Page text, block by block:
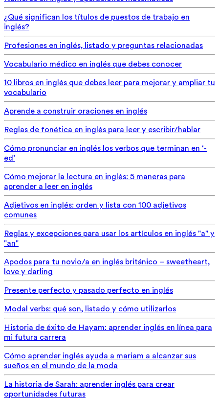
¿Qué significan los títulos de puestos de trabajo en
inglés?
Profesiones en inglés, listado y preguntas relacionadas
Vocabulario médico en inglés que debes conocer
10 libros en inglés que debes leer para mejorar y ampliar tu
vocabulario
Aprende a construir oraciones en inglés
Reglas de fonética en inglés para leer y escribir/hablar
Cómo pronunciar en inglés los verbos que terminan en ‘-
ed’
Cómo mejorar la lectura en inglés: 5 maneras para
aprender a leer en inglés
Adjetivos en inglés: orden y lista con 100 adjetivos
comunes
Reglas y excepciones para usar los artículos en inglés "a" y
"an"
Apodos para tu novio/a en inglés británico – sweetheart,
love y darling
Presente perfecto y pasado perfecto en inglés
Modal verbs: qué son, listado y cómo utilizarlos
Historia de éxito de Hayam: aprender inglés en línea para
mi futura carrera
Cómo aprender inglés ayuda a mariam a alcanzar sus
sueños en el mundo de la moda
La historia de Sarah: aprender inglés para crear
oportunidades futuras